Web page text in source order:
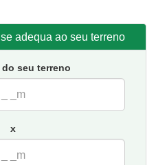
10 metros de frente
adequa ao seu terreno
do seu terreno
x